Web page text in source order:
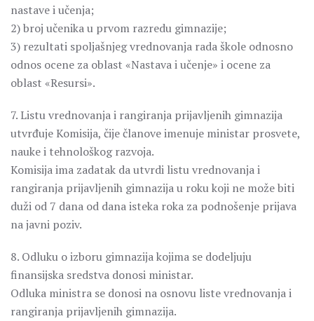
nastave i učenja;
2) broj učenika u prvom razredu gimnazije;
3) rezultati spoljašnjeg vrednovanja rada škole odnosno
odnos ocene za oblast «Nastava i učenje» i ocene za
oblast «Resursi».
7. Listu vrednovanja i rangiranja prijavljenih gimnazija
utvrđuje Komisija, čije članove imenuje ministar prosvete,
nauke i tehnološkog razvoja.
Komisija ima zadatak da utvrdi listu vrednovanja i
rangiranja prijavljenih gimnazija u roku koji ne može biti
duži od 7 dana od dana isteka roka za podnošenje prijava
na javni poziv.
8. Odluku o izboru gimnazija kojima se dodeljuju
finansijska sredstva donosi ministar.
Odluka ministra se donosi na osnovu liste vrednovanja i
rangiranja prijavljenih gimnazija.